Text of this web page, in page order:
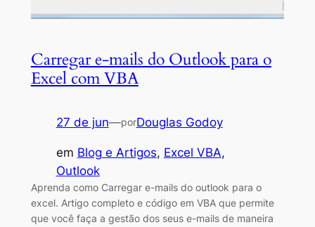
Carregar e-mails do Outlook para o
Excel com VBA
27 de jun—porDouglas Godoy
em Blog e Artigos, Excel VBA
Outlook
Aprenda como Carregar e-mails do outlook para o
excel. Artigo completo e código em VBA que permite
que você faça a gestão dos seus e-mails de maneira